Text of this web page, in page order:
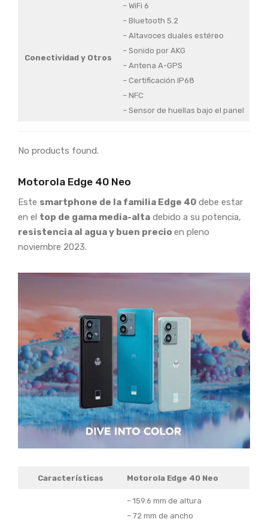
Conectividad y Otros
– WiFi 6
– Bluetooth 5.2
– Altavoces duales estéreo
– Sonido por AKG
– Antena A-GPS
– Certificación IP68
– NFC
– Sensor de huellas bajo el panel
No products found.
Motorola Edge 40 Neo
Este smartphone de la familia Edge 40 debe estar
en el top de gama media-alta debido a su potencia,
resistencia al agua y buen precio en pleno
noviembre 2023.
Características Motorola Edge 40 Neo
– 159.6 mm de altura
– 72 mm de ancho